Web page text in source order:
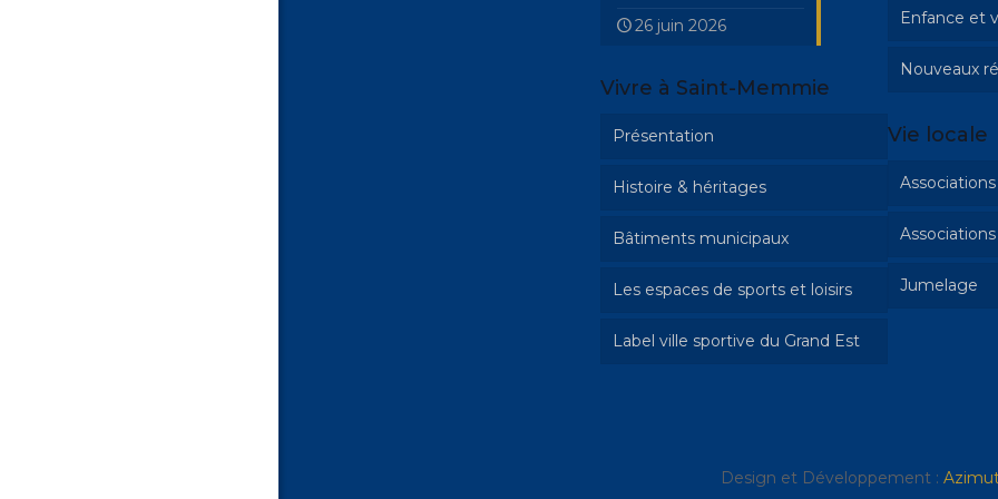
26 juin 2026
Vivre à Saint-Memmie
Présentation
Histoire & héritages
Patrimoine
Parcours historique
Illustrations Irolla
Bâtiments municipaux
Les espaces de sports et loisirs
Label ville sportive du Grand Est
Mariage
Cimetière
L’école
Enfance et
Activités
musique
Nouveaux
Vie locale
Jumelage
Design et Développement :